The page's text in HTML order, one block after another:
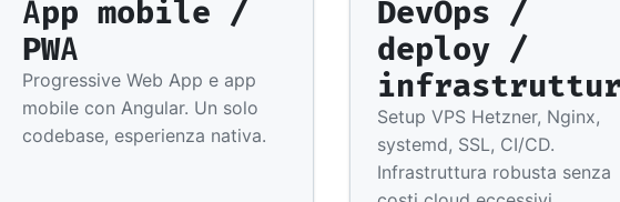
App mobile /
PWA
Progressive Web App e app
mobile con Angular. Un solo
codebase, esperienza nativa.
DevOps /
deploy /
Setup VPS Hetzner, Nginx,
systemd, SSL, CI/CD.
Infrastruttura robusta senza